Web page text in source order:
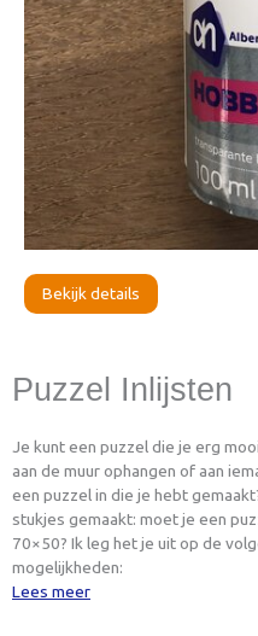
Bekijk details
Puzzel Inlijsten
Je kunt een puzzel die je erg
aan de muur ophangen of aan
een puzzel in die je hebt
stukjes gemaakt: moet je een
70×50? Ik leg het je uit op de
mogelijkheden:
Lees meer